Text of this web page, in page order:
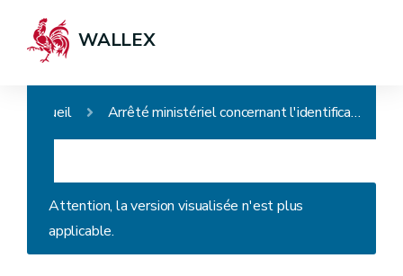
WALLEX
Accueil Arrêté ministériel concernant l'identification des partenaires et la gestion autonome des exploitations agricoles et modifiant l'arrêté ministériel du 23 avril 2015 exécutant l'arrêté du Gouvernement wallon du 12 février 2015 exécutant le régime des paiements directs en faveur des agriculteurs
Attention, la version visualisée n'est plus
applicable.